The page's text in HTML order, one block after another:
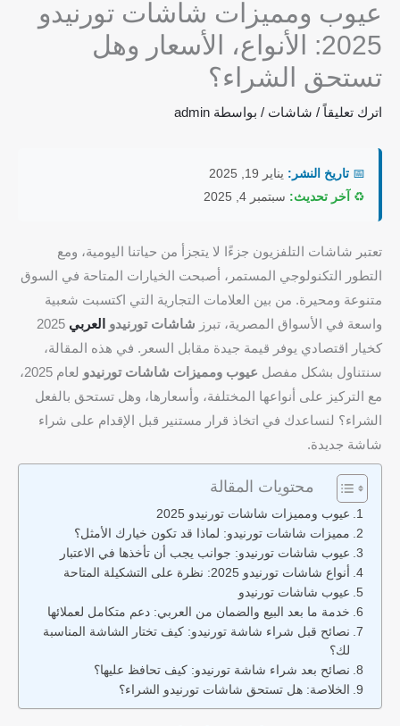
عيوب ومميزات شاشات تورنيدو
2025: الأنواع، الأسعار وهل
تستحق الشراء؟
اترك تعليقاً / شاشات / بواسطة admin
📅 تاريخ النشر: يناير 19, 2025
♻️ آخر تحديث: سبتمبر 4, 2025
تعتبر شاشات التلفزيون جزءًا لا يتجزأ من حياتنا اليومية، ومع
التطور التكنولوجي المستمر، أصبحت الخيارات المتاحة في السوق
متنوعة ومحيرة. من بين العلامات التجارية التي اكتسبت شعبية
واسعة في الأسواق المصرية، تبرز شاشات تورنيدو العربي 2025
كخيار اقتصادي يوفر قيمة جيدة مقابل السعر. في هذه المقالة،
سنتناول بشكل مفصل عيوب ومميزات شاشات تورنيدو
لعام 2025،
مع التركيز على أنواعها المختلفة، وأسعارها، وهل تستحق بالفعل
الشراء؟ لنساعدك في اتخاذ قرار مستنير قبل الإقدام على شراء
شاشة جديدة.
محتويات المقالة
عيوب ومميزات شاشات تورنيدو 2025
مميزات شاشات تورنيدو: لماذا قد تكون خيارك الأمثل؟
عيوب شاشات تورنيدو: جوانب يجب أن تأخذها في الاعتبار
أنواع شاشات تورنيدو 2025: نظرة على التشكيلة المتاحة
عيوب شاشات تورنيدو
خدمة ما بعد البيع والضمان من العربي: دعم متكامل لعملائها
نصائح قبل شراء شاشة تورنيدو: كيف تختار الشاشة المناسبة
لك؟
نصائح بعد شراء شاشة تورنيدو: كيف تحافظ عليها؟
الخلاصة: هل تستحق شاشات تورنيدو الشراء؟